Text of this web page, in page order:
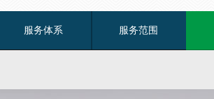
服务体系 服务范围